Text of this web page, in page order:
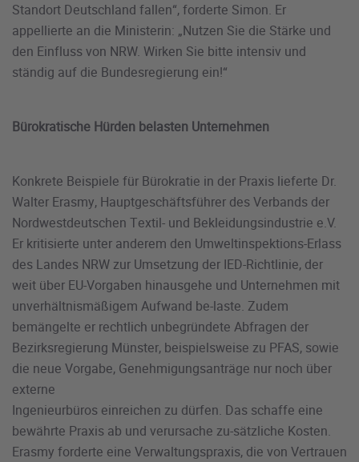
Standort Deutschland fallen“, forderte Simon. Er
appellierte an die Ministerin: „Nutzen Sie die Stärke und
den Einfluss von NRW. Wirken Sie bitte intensiv und
ständig auf die Bundesregierung ein!“
Bürokratische Hürden belasten Unternehmen
Konkrete Beispiele für Bürokratie in der Praxis lieferte Dr.
Walter Erasmy, Hauptgeschäftsführer des Verbands der
Nordwestdeutschen Textil- und Bekleidungsindustrie e.V.
Er kritisierte unter anderem den Umweltinspektions-Erlass
des Landes NRW zur Umsetzung der IED-Richtlinie, der
weit über EU-Vorgaben hinausgehe und Unternehmen mit
unverhältnismäßigem Aufwand be-laste. Zudem
bemängelte er rechtlich unbegründete Abfragen der
Bezirksregierung Münster, beispielsweise zu PFAS, sowie
die neue Vorgabe, Genehmigungsanträge nur noch über
externe
Ingenieurbüros einreichen zu dürfen. Das schaffe eine
bewährte Praxis ab und verursache zu-sätzliche Kosten.
Erasmy forderte eine Verwaltungspraxis, die von Vertrauen